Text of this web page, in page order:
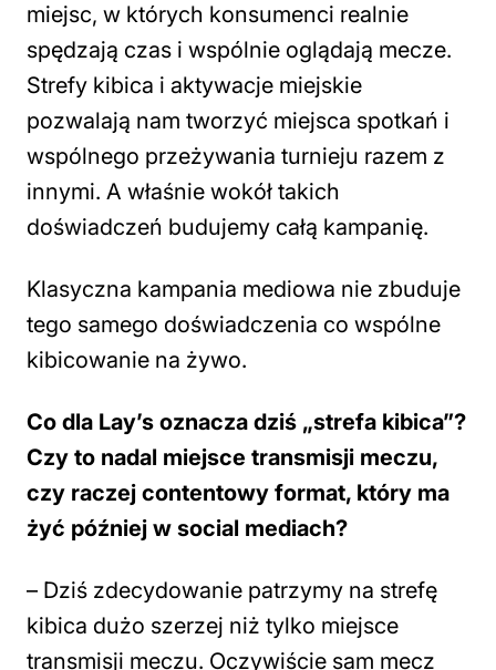
miejsc, w których konsumenci realnie
spędzają czas i wspólnie oglądają mecze.
Strefy kibica i aktywacje miejskie
pozwalają nam tworzyć miejsca spotkań i
wspólnego przeżywania turnieju razem z
innymi. A właśnie wokół takich
doświadczeń budujemy całą kampanię.
Klasyczna kampania mediowa nie zbuduje
tego samego doświadczenia co wspólne
kibicowanie na żywo.
Co dla Lay’s oznacza dziś „strefa kibica”?
Czy to nadal miejsce transmisji meczu,
czy raczej contentowy format, który ma
żyć później w social mediach?
– Dziś zdecydowanie patrzymy na strefę
kibica dużo szerzej niż tylko miejsce
transmisji meczu. Oczywiście sam mecz